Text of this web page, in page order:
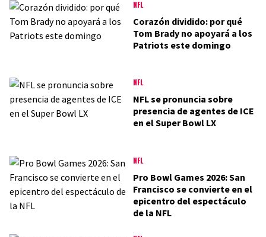
NFL
Corazón dividido: por qué
Tom Brady no apoyará a los
Patriots este domingo
NFL
NFL se pronuncia sobre
presencia de agentes de ICE
en el Super Bowl LX
NFL
Pro Bowl Games 2026: San
Francisco se convierte en el
epicentro del espectáculo
de la NFL